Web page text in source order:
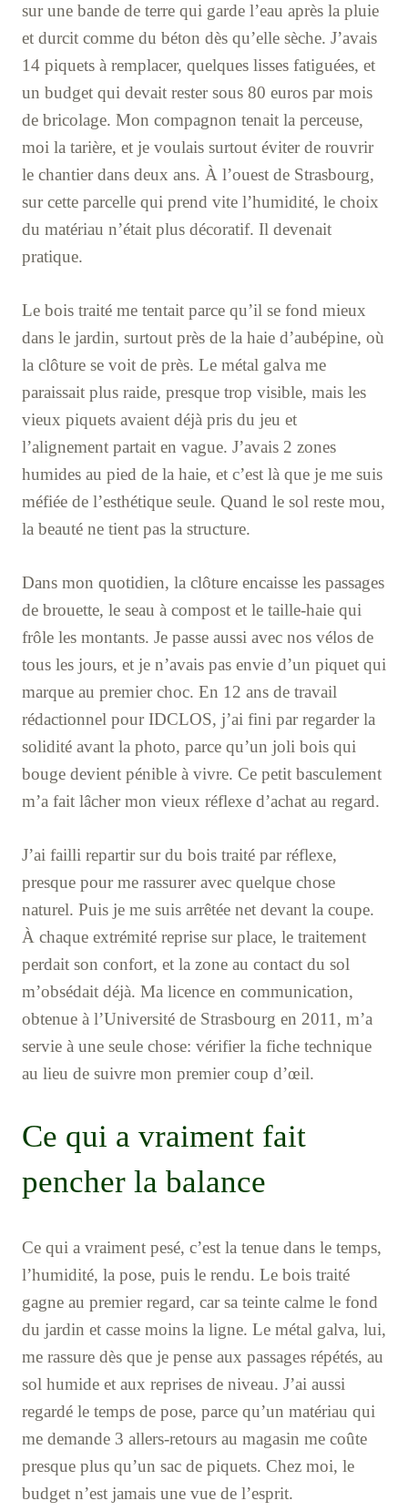
sur une bande de terre qui garde l’eau après la pluie
et durcit comme du béton dès qu’elle sèche. J’avais
14 piquets à remplacer, quelques lisses fatiguées, et
un budget qui devait rester sous 80 euros par mois
de bricolage. Mon compagnon tenait la perceuse,
moi la tarière, et je voulais surtout éviter de rouvrir
le chantier dans deux ans. À l’ouest de Strasbourg,
sur cette parcelle qui prend vite l’humidité, le choix
du matériau n’était plus décoratif. Il devenait
pratique.
Le bois traité me tentait parce qu’il se fond mieux
dans le jardin, surtout près de la haie d’aubépine, où
la clôture se voit de près. Le métal galva me
paraissait plus raide, presque trop visible, mais les
vieux piquets avaient déjà pris du jeu et
l’alignement partait en vague. J’avais 2 zones
humides au pied de la haie, et c’est là que je me suis
méfiée de l’esthétique seule. Quand le sol reste mou,
la beauté ne tient pas la structure.
Dans mon quotidien, la clôture encaisse les passages
de brouette, le seau à compost et le taille-haie qui
frôle les montants. Je passe aussi avec nos vélos de
tous les jours, et je n’avais pas envie d’un piquet qui
marque au premier choc. En 12 ans de travail
rédactionnel pour IDCLOS, j’ai fini par regarder la
solidité avant la photo, parce qu’un joli bois qui
bouge devient pénible à vivre. Ce petit basculement
m’a fait lâcher mon vieux réflexe d’achat au regard.
J’ai failli repartir sur du bois traité par réflexe,
presque pour me rassurer avec quelque chose
naturel. Puis je me suis arrêtée net devant la coupe.
À chaque extrémité reprise sur place, le traitement
perdait son confort, et la zone au contact du sol
m’obsédait déjà. Ma licence en communication,
obtenue à l’Université de Strasbourg en 2011, m’a
servie à une seule chose: vérifier la fiche technique
au lieu de suivre mon premier coup d’œil.
Ce qui a vraiment fait
pencher la balance
Ce qui a vraiment pesé, c’est la tenue dans le temps,
l’humidité, la pose, puis le rendu. Le bois traité
gagne au premier regard, car sa teinte calme le fond
du jardin et casse moins la ligne. Le métal galva, lui,
me rassure dès que je pense aux passages répétés, au
sol humide et aux reprises de niveau. J’ai aussi
regardé le temps de pose, parce qu’un matériau qui
me demande 3 allers-retours au magasin me coûte
presque plus qu’un sac de piquets. Chez moi, le
budget n’est jamais une vue de l’esprit.